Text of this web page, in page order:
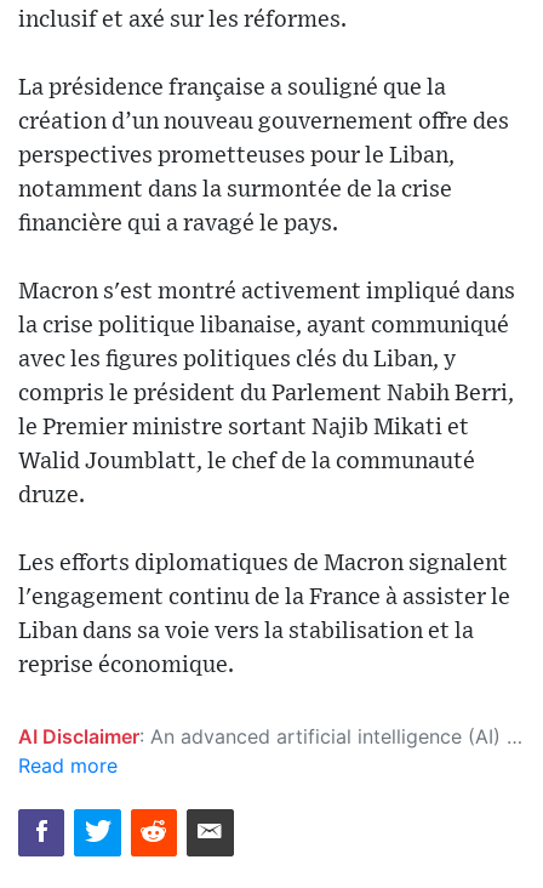
inclusif et axé sur les réformes.
La présidence française a souligné que la
création d’un nouveau gouvernement offre des
perspectives prometteuses pour le Liban,
notamment dans la surmontée de la crise
financière qui a ravagé le pays.
Macron s'est montré activement impliqué dans
la crise politique libanaise, ayant communiqué
avec les figures politiques clés du Liban, y
compris le président du Parlement Nabih Berri,
le Premier ministre sortant Najib Mikati et
Walid Joumblatt, le chef de la communauté
druze.
Les efforts diplomatiques de Macron signalent
l'engagement continu de la France à assister le
Liban dans sa voie vers la stabilisation et la
reprise économique.
AI Disclaimer: An advanced artificial intelligence (AI) system generated the content of this page on its own. This innovative technology conducts extensive research from a variety of reliable sources, performs rigorous fact-checking and verification, cleans up and balances biased or manipulated content, and presents a minimal factual summary that is just enough yet essential for you to function as an informed and educated citizen. Please keep in mind, however, that this system is an evolving technology, and as a result, the article may contain accidental inaccuracies or errors. We urge you to help us improve our site by reporting any inaccuracies you find using the "
Read more